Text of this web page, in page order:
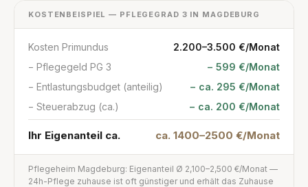
KOSTENBEISPIEL — PFLEGEGRAD 3 IN MAGDEBURG
Kosten Primundus
2.200–3.500 €/Monat
− Pflegegeld PG 3
− 599 €/Monat
− Entlastungsbudget (anteilig)
− ca. 295 €/Monat
− Steuerabzug (ca.)
− ca. 200 €/Monat
Ihr Eigenanteil ca. ca. 1400–2500 €/Monat
Pflegeheim Magdeburg: Eigenanteil Ø 2,100–2,500 €/Monat —
24h-Pflege zuhause ist oft günstiger und erhält das Zuhause